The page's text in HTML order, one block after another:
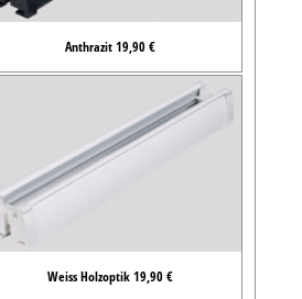
Anthrazit 19,90 €
Weiss Holzoptik 19,90 €